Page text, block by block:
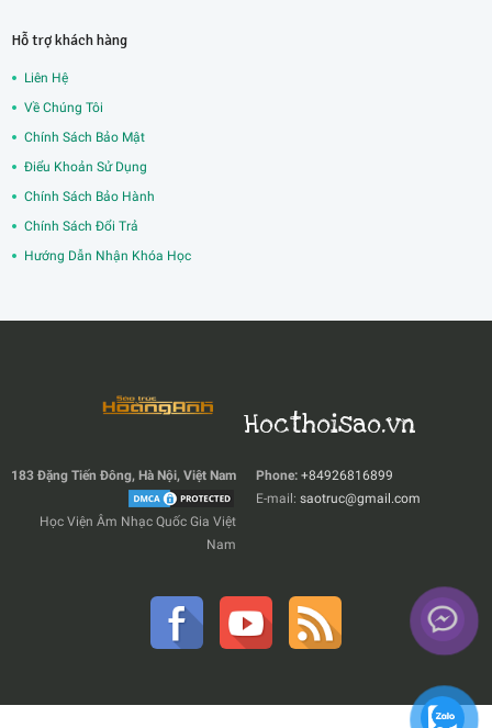
Hỗ trợ khách hàng
Liên Hệ
Về Chúng Tôi
Chính Sách Bảo Mật
Điểu Khoản Sử Dụng
Chính Sách Bảo Hành
Chính Sách Đổi Trả
Hướng Dẫn Nhận Khóa Học
Hocthoisao.vn
Phone: +84926816899
E-mail: saotruc@gmail.com
183 Đặng Tiến Đông, Hà Nội, Việt Nam
Học Viện Âm Nhạc Quốc Gia Việt
Nam